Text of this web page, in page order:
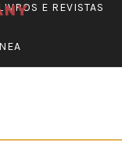
E REVISTAS